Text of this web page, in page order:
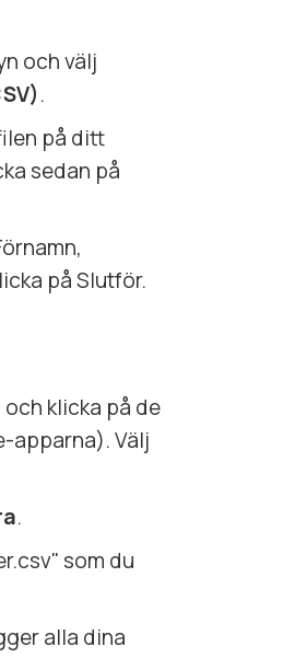
och välj
.
på ditt
sedan på
på Slutför.
klicka på de
apparna). Välj
.
som du
alla dina